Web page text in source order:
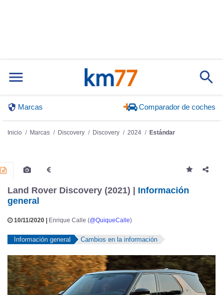
Marcas Comparador de coches
Inicio Marcas Discovery Discovery 2024 Estándar
Land Rover Discovery (2021) | Información
general
10/11/2020 | Enrique Calle (@QuiqueCalle)
Información general Cambios en la información